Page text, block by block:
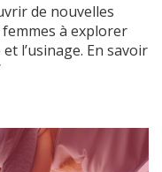
de nouvelles
femmes à explorer
l’usinage. En savoir